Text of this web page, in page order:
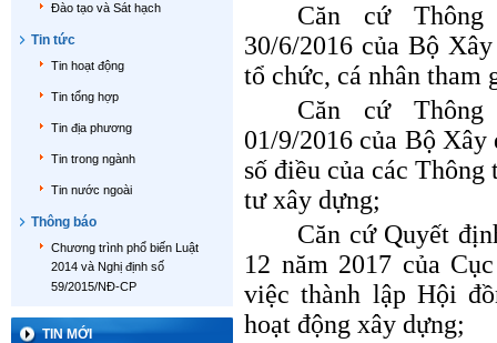
Đào tạo và Sát hạch
Tin tức
Tin hoạt động
Tin tổng hợp
Tin địa phương
Tin trong ngành
Tin nước ngoài
Thông báo
Chương trình phổ biến Luật
2014 và Nghị định số
59/2015/NĐ-CP
TIN MỚI
Căn cứ Thông
30/6/2016 của Bộ
tổ chức, cá nhân tham
Căn cứ Thông
01/9/2016 của Bộ
số điều của các
tư xây dựng;
Căn cứ Quyết
12 năm 2017 của
việc thành lập Hội
hoạt động xây dựng;